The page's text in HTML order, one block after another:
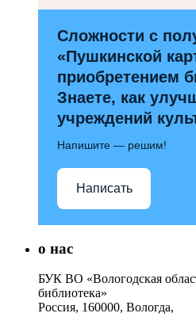
Сложности с
«Пушкинской
приобретением
Знаете, как
учреждений
Напишите — решим!
Написать
о нас
БУК ВО «Вологодская
библиотека»
Россия, 160000, Вологда,